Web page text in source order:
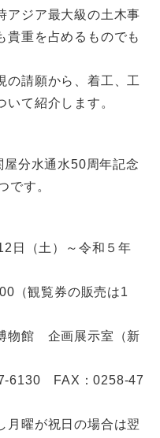
アジア最大級の土木事
貴重を占めるものでも
請願から、着工、工
て紹介します。
分水通水50周年記念
です。
（土）～令和５年
観覧券の販売は1
館 企画展示室（新
FAX：0258-47
が祝日の場合は翌